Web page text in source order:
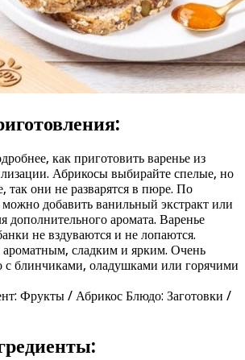
как приготовить варенье из
Абрикосы выбирайте спелые, но
так они не разварятся в пюре. По
добавить ванильный экстракт или
дополнительного аромата. Варенье
не вздуваются и не лопаются.
ароматным, сладким и ярким. Очень
с блинчиками, оладушками или горячими
Фрукты / Абрикос Блюдо: Заготовки /